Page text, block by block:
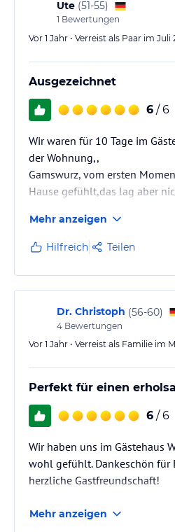
Ute (51-55)
1 Bewertungen
Vor 1 Jahr • Verreist als Paar im Juli
Ausgezeichnet
6 / 6
Wir waren für 10 Tage im
der Wohnung,,
Gamswurz, vom ersten
Hause gefühlt,das lag aber
an Nichts fehlte, sondern an
Michi, die uns in ihrer
in Allem zur Seite stand.
Wer mag, kann auch morgens
leckeres selbstgemachtes
Uhr) annehmen.
Ein…
Mehr anzeigen
Hilfreich Teilen
Dr. Christoph (56-60)
4 Bewertungen
Vor 1 Jahr • Verreist als Familie im
Perfekt für einen
6 / 6
Wir haben uns im Gästehaus
wohl gefühlt. Dankeschön für
herzliche Gastfreundschaft!
Mehr anzeigen